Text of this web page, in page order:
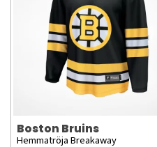
Boston Bruins
Hemmatröja Breakaway